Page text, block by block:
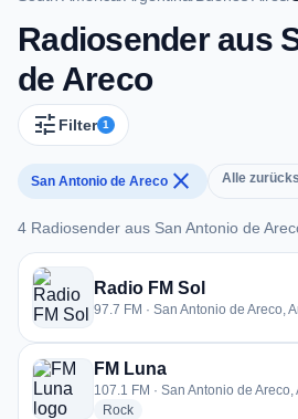
Radiosender aus
de Areco
tune Filter 1
San Antonio de Areco close Alle
4 Radiosender aus San Antonio de
4 Radiosender aus San Antonio de
Radio FM Sol
97.7 FM · San Antonio de Areco,
FM Luna
107.1 FM · San Antonio de
Rockradio stations